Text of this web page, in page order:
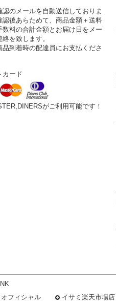
認のメールを自動送信しておりま
認後あらためて、商品金額＋送料
数料の合計金額とお届け日をメー
を致します。
品到着時の配達員にお支払くださ
カード
がご利用可能です！
フィシャル
イサミ楽天市場店